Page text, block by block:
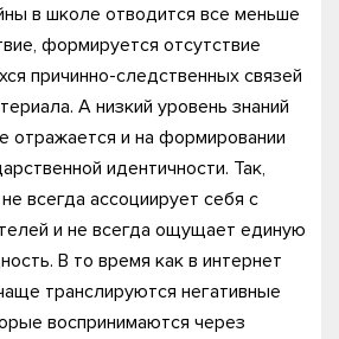
в школе отводится все меньше
формируется отсутствие
причинно-следственных связей
А низкий уровень знаний
отражается и на формировании
идентичности. Так,
всегда ассоциирует себя с
и не всегда ощущает единую
В то время как в интернет
транслируются негативные
воспринимаются через